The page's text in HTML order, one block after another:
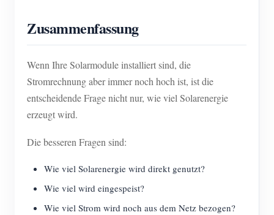
Zusammenfassung
Wenn Ihre Solarmodule installiert sind, die
Stromrechnung aber immer noch hoch ist, ist die
entscheidende Frage nicht nur, wie viel Solarenergie
erzeugt wird.
Die besseren Fragen sind:
Wie viel Solarenergie wird direkt genutzt?
Wie viel wird eingespeist?
Wie viel Strom wird noch aus dem Netz bezogen?